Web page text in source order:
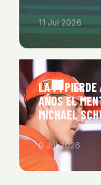
11 Jul 2026
LA F1
AÑOS EL
MICHAEL
9 Jul 2026